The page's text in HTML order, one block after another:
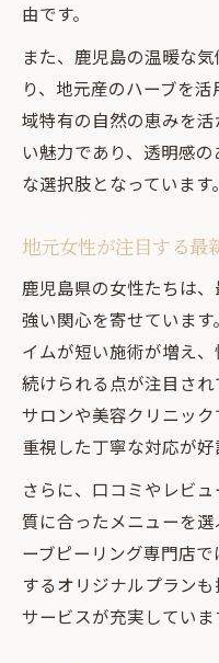
由です。
また、鹿児島の温暖な
り、地元産のハーブを
域特有の自然の恵みを
い魅力であり、透明感
な選択肢となっています。
地元女性が注目する最
鹿児島県の女性たちは
強い関心を寄せていま
イムが短い施術が増え
続けられる点が注目さ
サロンや美容クリニッ
重視した丁寧な対応が好
さらに、口コミやレビ
質に合ったメニューを
ーブピーリング専門店
するオリジナルプラン
サービスが充実していま